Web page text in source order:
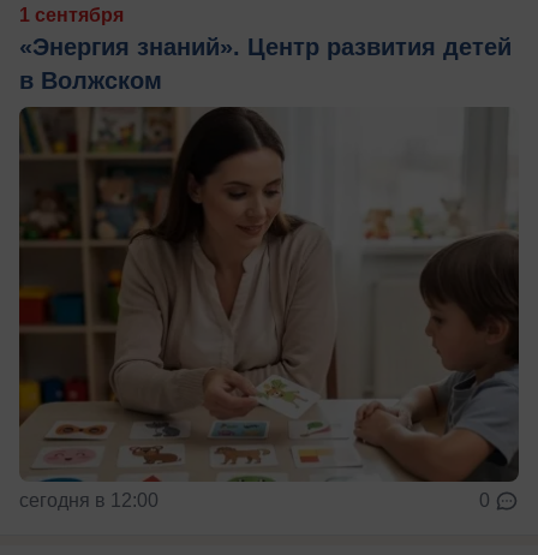
1 сентября
«Энергия знаний». Центр развития детей
в Волжском
сегодня в 12:00 0